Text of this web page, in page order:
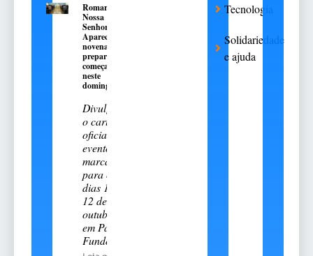
Romaria de
Nossa
Senhora
Aparecida:
novena
preparatória
começa
neste
domingo, 9
Divulgado
o cartal
oficial do
evento
marcado
para os
dias 11 e
12 de
outubro
em Passo
Fundo
Tecnologia
Solidariedade
e ajuda